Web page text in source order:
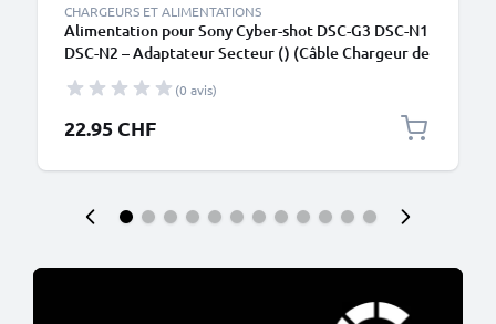
CHARGEURS ET ALIMENTATIONS
Alimentation pour Sony Cyber-shot DSC-G3 DSC-N1
DSC-N2 – Adaptateur Secteur () (Câble Chargeur de
ca. 2,25m – 4.2V, 1.5A, 6.3W) (VMC-MD1 (USB / AV
/ DC)) de subtel (0 avis)
22.95 CHF